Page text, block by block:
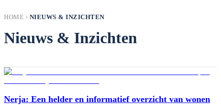
HOME › NIEUWS & INZICHTEN
Nieuws & Inzichten
Nerja: Een helder en informatief overzicht van wonen